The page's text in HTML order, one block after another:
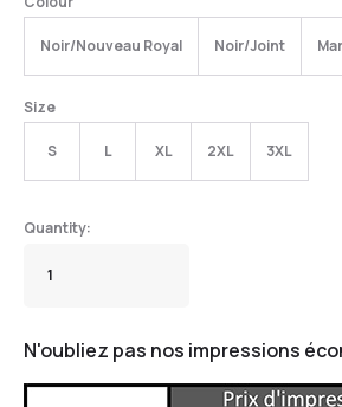
Noir/Nouveau Royal Noir/Joint
Size
S L XL 2XL 3XL
N'oubliez pas nos impressions